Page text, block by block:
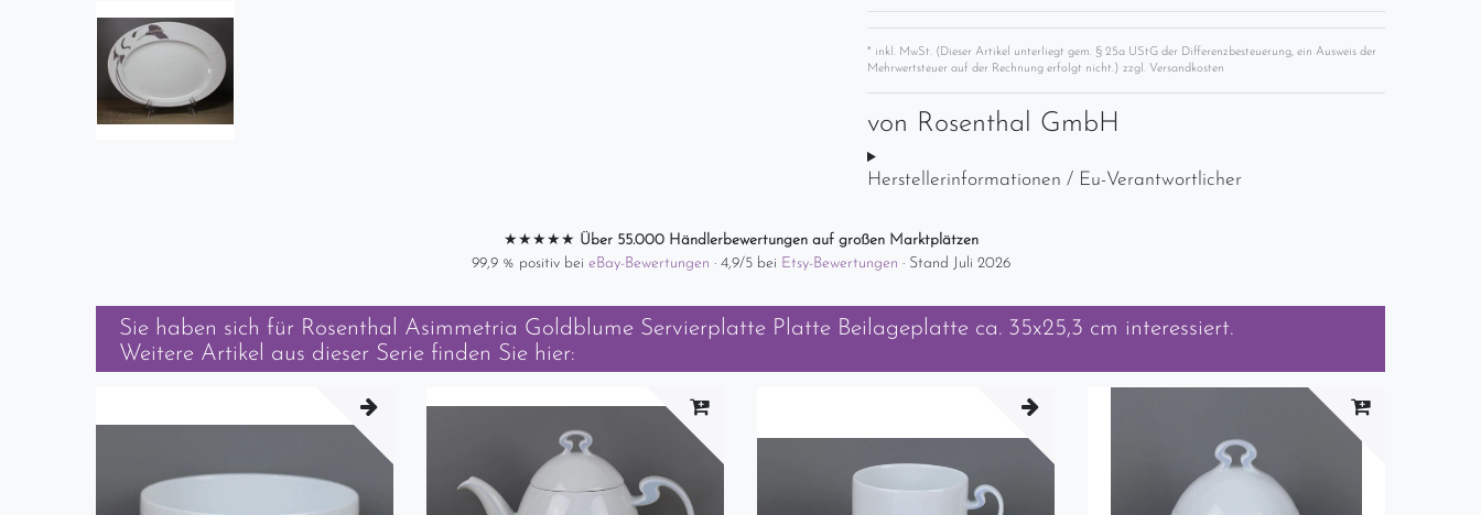
* inkl. MwSt. (Dieser Artikel unterliegt gem. § 25a UStG der Differenzbesteuerung, ein Ausweis der
Mehrwertsteuer auf der Rechnung erfolgt nicht.) zzgl. Versandkosten
von Rosenthal GmbH
Herstellerinformationen / Eu-Verantwortlicher
★★★★★ Über 55.000 Händlerbewertungen auf großen Marktplätzen
99,9 % positiv bei eBay-Bewertungen · 4,9/5 bei Etsy-Bewertungen · Stand Juli 2026
Sie haben sich für Rosenthal Asimmetria Goldblume Servierplatte Platte Beilageplatte ca. 35x25,3 cm interessiert.
Weitere Artikel aus dieser Serie finden Sie hier: